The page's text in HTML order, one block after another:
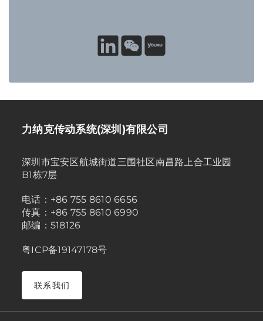
力纳克传动系统(深圳)有限公司
深圳市宝安区航城街道三围社区南昌路上合工业园
B1栋7层
电话：+86 755 8610 6656
传真：+86 755 8610 6990
邮编：518126
粤ICP备19147178号
联系我们